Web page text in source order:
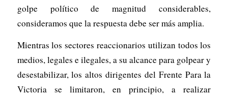
golpe político de magnitud considerables,
consideramos que la respuesta debe ser más amplia.
Mientras los sectores reaccionarios utilizan todos los
medios, legales e ilegales, a su alcance para golpear y
desestabilizar, los altos dirigentes del Frente Para la
Victoria se limitaron, en principio, a realizar